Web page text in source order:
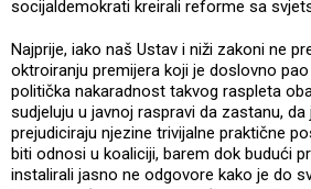
socijaldemokrati kreirali reforme sa
Najprije, iako naš Ustav i niži zakoni ne
oktroiranju premijera koji je doslovno
politička nakaradnost takvog raspleta
sudjeluju u javnoj raspravi da zastanu,
prejudiciraju njezine trivijalne praktične
biti odnosi u koaliciji, barem dok budući
instalirali jasno ne odgovore kako je do